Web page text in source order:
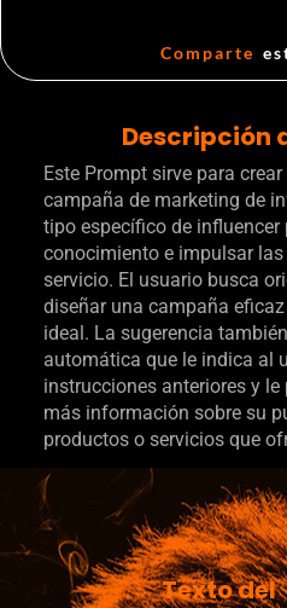
Comparte
Descripción
Este Prompt sirve para
campaña de marketing de
tipo específico de influencer
conocimiento e impulsar
servicio. El usuario busca
diseñar una campaña
ideal. La sugerencia
automática que le indica al
instrucciones anteriores y
más información sobre su
productos o servicios que
Texto del